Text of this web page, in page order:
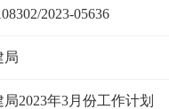
2023-05636
局
2023年3月份工作计划